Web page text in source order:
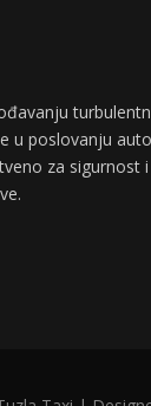
u poslovanju
za sigurnost